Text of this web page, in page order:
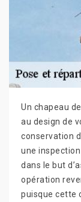
Un chapeau
au design de
conservation
une
dans le but
opération
puisque cette